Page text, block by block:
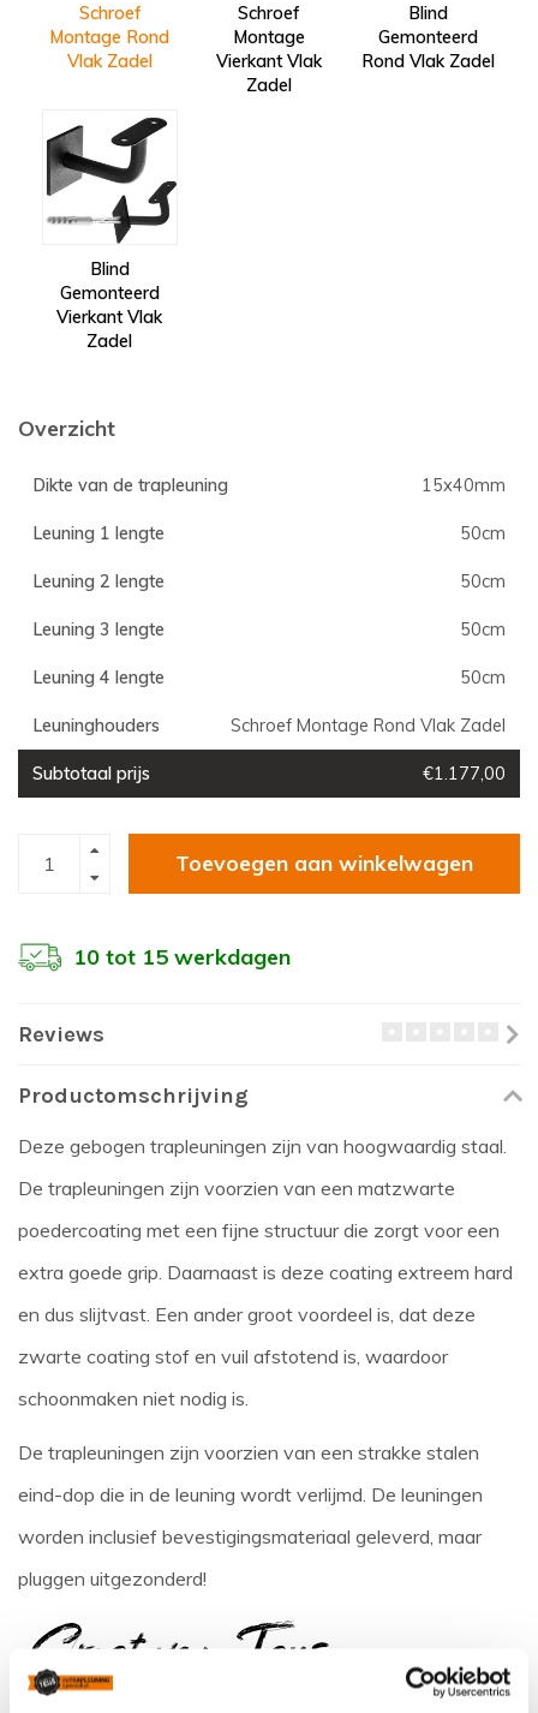
Schroef
Montage Rond
Vlak Zadel
Schroef
Montage
Vierkant Vlak
Zadel
Blind
Gemonteerd
Rond Vlak Zadel
Blind
Gemonteerd
Vierkant Vlak
Zadel
Overzicht
Dikte van de trapleuning 15x40mm
Leuning 1 lengte 50cm
Leuning 2 lengte 50cm
Leuning 3 lengte 50cm
Leuning 4 lengte 50cm
Leuninghouders Schroef Montage Rond Vlak Zadel
Subtotaal prijs €1.177,00
Toevoegen aan winkelwagen
10 tot 15 werkdagen
Reviews
Productomschrijving
Deze gebogen trapleuningen zijn van hoogwaardig staal.
De trapleuningen zijn voorzien van een matzwarte
poedercoating met een fijne structuur die zorgt voor een
extra goede grip. Daarnaast is deze coating extreem hard
en dus slijtvast. Een ander groot voordeel is, dat deze
zwarte coating stof en vuil afstotend is, waardoor
schoonmaken niet nodig is.
De trapleuningen zijn voorzien van een strakke stalen
eind-dop die in de leuning wordt verlijmd. De leuningen
worden inclusief bevestigingsmateriaal geleverd, maar
pluggen uitgezonderd!